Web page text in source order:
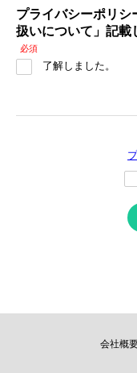
プライバシーポリシ
扱いについて」記載
必須
了解しました。
会社概